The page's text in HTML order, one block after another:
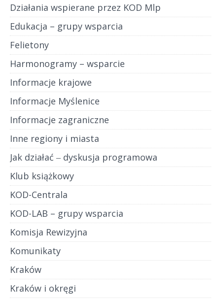
Działania wspierane przez KOD Mlp
Edukacja – grupy wsparcia
Felietony
Harmonogramy – wsparcie
Informacje krajowe
Informacje Myślenice
Informacje zagraniczne
Inne regiony i miasta
Jak działać ‒ dyskusja programowa
Klub książkowy
KOD-Centrala
KOD-LAB – grupy wsparcia
Komisja Rewizyjna
Komunikaty
Kraków
Kraków i okręgi